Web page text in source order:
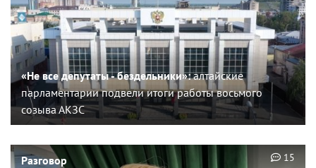
«Не все депутаты - бездельники»:алтайские
парламентарии подвели итоги работы восьмого
созыва АКЗС
Разговор 15